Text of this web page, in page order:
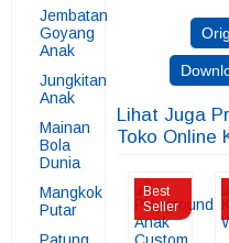
Jembatan
Goyang
Anak
Jungkitan
Anak
Mainan
Bola
Dunia
Mangkok
Putar
Lihat Juga
Toko Online
Best
Seller